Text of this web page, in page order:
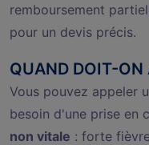
remboursement
pour un devis précis.
QUAND DOIT-ON
Vous pouvez appeler
besoin d'une prise en
non vitale : forte